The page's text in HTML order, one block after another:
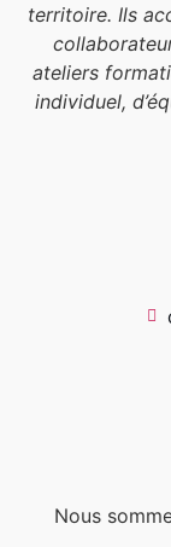
territoire. Ils
ateliers
individuel,
Nous